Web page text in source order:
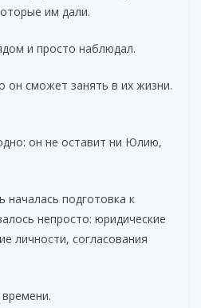
им дали.
и просто наблюдал.
он сможет занять в их жизни.
он не оставит ни Юлию,
началась подготовка к
непросто: юридические
личности, согласования